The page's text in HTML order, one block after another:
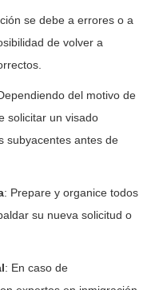
se debe a errores o a
de volver a
del motivo de
solicitar un visado
subyacentes antes de
: Prepare y organice todos
su nueva solicitud o
: En caso de